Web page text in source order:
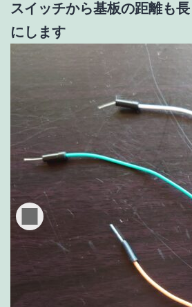
スイッチから基板の距離も
にします